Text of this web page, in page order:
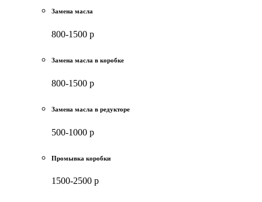
Замена масла
800-1500 р
Замена масла в коробке
800-1500 р
Замена масла в редукторе
500-1000 р
Промывка коробки
1500-2500 р